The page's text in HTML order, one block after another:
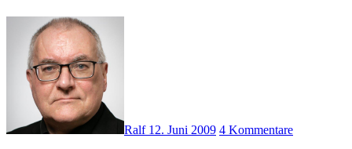
Ralf 12. Juni 2009 4 Kommentare